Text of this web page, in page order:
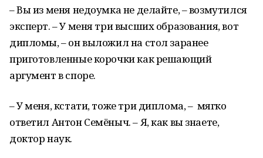
– Вы из меня недоумка не делайте, – возмутился
эксперт. – У меня три высших образования, вот
дипломы, – он выложил на стол заранее
приготовленные корочки как решающий
аргумент в споре.
– У меня, кстати, тоже три диплома, – мягко
ответил Антон Семёныч. – Я, как вы знаете,
доктор наук.